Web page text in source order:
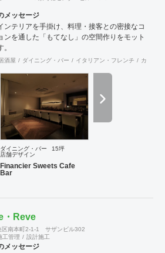
メッセージ
ンテリアを手掛け、料理・接客との密接なコ
ンを通した「もてなし」の空間作りをモット
酒屋 ダイニング・バー イタリアン・フレンチ カフェ
ダイニング・バー
15坪
店舗デザイン
Financier Sweets Cafe
Bar
・Reve
区南本町2-1-1 サザンビル302
工管理 設計施工
メッセージ